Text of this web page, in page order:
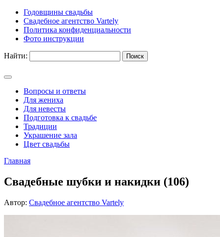
Годовщины свадьбы
Свадебное агентство Vartely
Политика конфиденциальности
Фото инструкции
Найти:
Вопросы и ответы
Для жениха
Для невесты
Подготовка к свадьбе
Традиции
Украшение зала
Цвет свадьбы
Главная
Свадебные шубки и накидки (106)
Автор: Свадебное агентство Vartely